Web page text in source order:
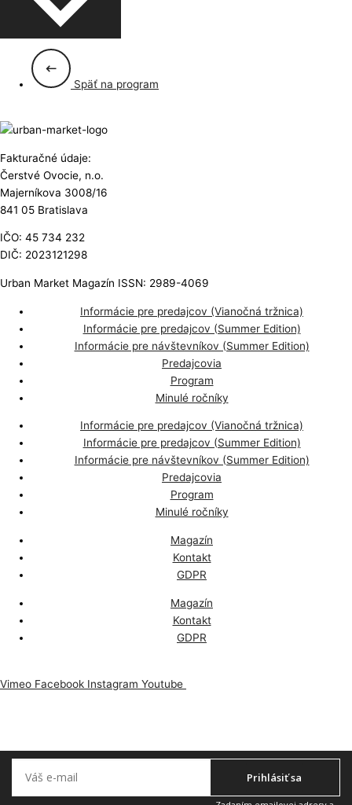
Späť na program
Fakturačné údaje:
Čerstvé Ovocie, n.o.
Majerníkova 3008/16
841 05 Bratislava
IČO: 45 734 232
DIČ: 2023121298
Urban Market Magazín ISSN: 2989-4069
Informácie pre predajcov (Vianočná tržnica)
Informácie pre predajcov (Summer Edition)
Informácie pre návštevníkov (Summer Edition)
Predajcovia
Program
Minulé ročníky
Informácie pre predajcov (Vianočná tržnica)
Informácie pre predajcov (Summer Edition)
Informácie pre návštevníkov (Summer Edition)
Predajcovia
Program
Minulé ročníky
Magazín
Kontakt
GDPR
Magazín
Kontakt
GDPR
Vimeo Facebook Instagram Youtube
Prihlásiť sa